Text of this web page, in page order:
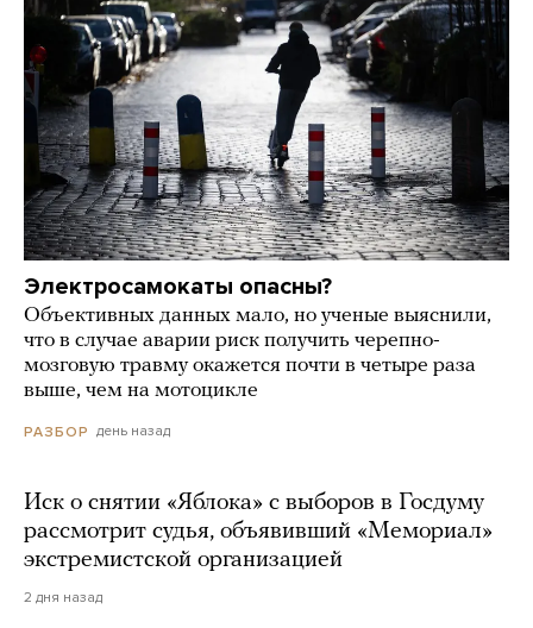
Электросамокаты опасны?
Объективных данных мало, но ученые выяснили,
что в случае аварии риск получить черепно-
мозговую травму окажется почти в четыре раза
выше, чем на мотоцикле
РАЗБОР день назад
Иск о снятии «Яблока» с выборов в Госдуму
рассмотрит судья, объявивший «Мемориал»
экстремистской организацией
2 дня назад